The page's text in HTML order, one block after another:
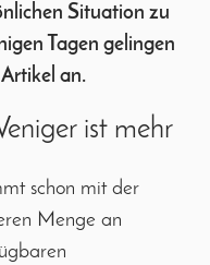
Situation zu
Tagen gelingen
an.
ist mehr
schon mit der
Menge an